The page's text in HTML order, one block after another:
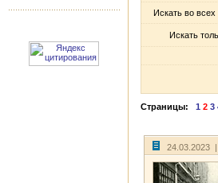
Искать во
Искать
Страницы: 1 2 3
24.03.2023